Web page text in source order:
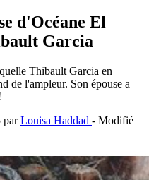
d'Océane El
Garcia
Thibault Garcia en
de l'ampleur. Son épouse a
parLouisa Haddad - Modifié